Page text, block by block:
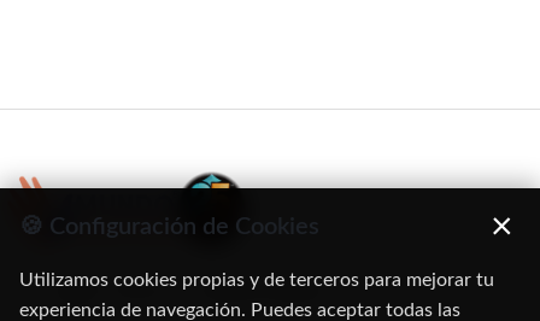
C/ Oruro, 11. 28016 Madrid
🍪 Configuración de Cookies ×
Utilizamos cookies propias y de terceros para mejorar tu
experiencia de navegación. Puedes aceptar todas las